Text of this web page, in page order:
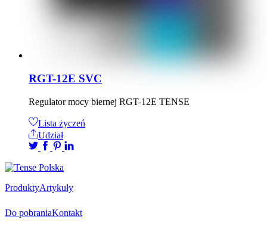
RGT-12E SVC
Regulator mocy biernej RGT-12E TENSE
Lista życzeń
Udział
ProduktyArtykuły
Do pobraniaKontakt